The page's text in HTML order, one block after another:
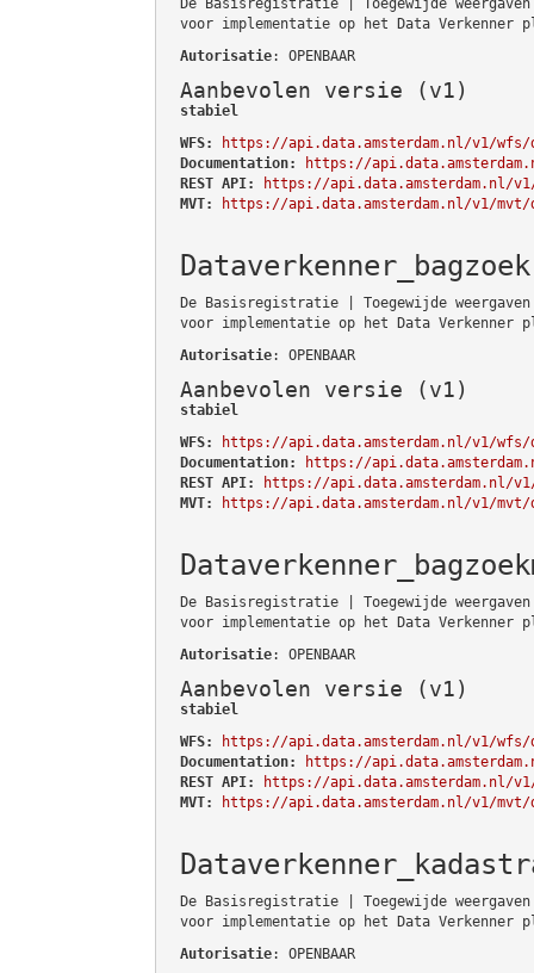
voor implementatie op het Data Verkenner
Autorisatie: OPENBAAR
Aanbevolen versie (v1)
stabiel
WFS:
https://api.data.amsterdam.nl/v1/wfs/
Documentation:
https://
REST API:
https://api.data.amsterdam.nl/v1/
MVT:
https://api.data.amsterdam.nl/v1/mvt/
Dataverkenner_bagzoek
De Basisregistratie | Toegewijde
voor implementatie op het Data Verkenner
Autorisatie: OPENBAAR
Aanbevolen versie (v1)
stabiel
WFS:
https://api.data.amsterdam.nl/v1/wfs/
Documentation:
https://
REST API:
https://api.data.amsterdam.nl/
MVT:
https://api.data.amsterdam.nl/v1/mvt/
De Basisregistratie | Toegewijde
voor implementatie op het Data Verkenner
Autorisatie: OPENBAAR
Aanbevolen versie (v1)
stabiel
WFS:
https://api.data.amsterdam.nl/v1/wfs/
Documentation:
https://
REST API:
https://api.data.amsterdam.nl/v1/
MVT:
https://api.data.amsterdam.nl/v1/mvt/
De Basisregistratie | Toegewijde
voor implementatie op het Data Verkenner
Autorisatie: OPENBAAR